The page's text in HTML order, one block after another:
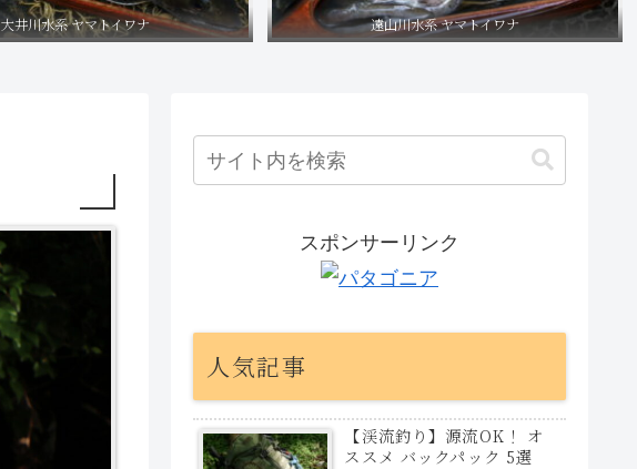
大井川水系 ヤマトイワナ 遠山川水系 ヤマトイワナ
スポンサーリンク
人気記事
【渓流釣り】源流OK！ オ
ススメ バックパック 5選